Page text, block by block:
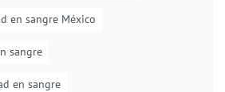
en sangre México
sangre
en sangre